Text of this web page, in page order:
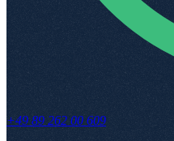
+49 89 262 00 609